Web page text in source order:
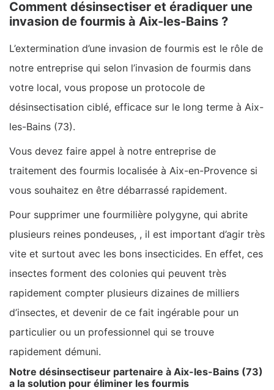
Comment désinsectiser et éradiquer une
invasion de fourmis à Aix-les-Bains ?
L’extermination d’une invasion de fourmis est le rôle de
notre entreprise qui selon l’invasion de fourmis dans
votre local, vous propose un protocole de
désinsectisation ciblé, efficace sur le long terme à Aix-
les-Bains (73).
Vous devez faire appel à notre entreprise de
traitement des fourmis localisée à Aix-en-Provence si
vous souhaitez en être débarrassé rapidement.
Pour supprimer une fourmilière polygyne, qui abrite
plusieurs reines pondeuses, , il est important d’agir très
vite et surtout avec les bons insecticides. En effet, ces
insectes forment des colonies qui peuvent très
rapidement compter plusieurs dizaines de milliers
d’insectes, et devenir de ce fait ingérable pour un
particulier ou un professionnel qui se trouve
rapidement démuni.
Notre désinsectiseur partenaire à Aix-les-Bains (73)
a la solution pour éliminer les fourmis